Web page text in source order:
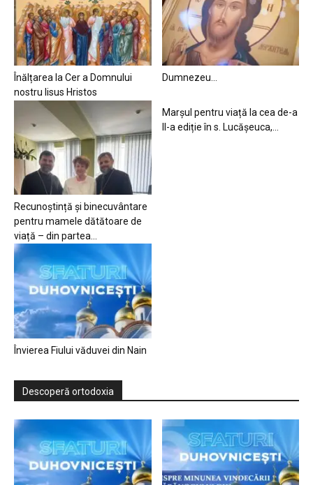
Înălțarea la Cer a Domnului
nostru Iisus Hristos
Dumnezeu…
Recunoștință și binecuvântare
pentru mamele dătătoare de
viață – din partea...
Marșul pentru viață la cea de-a
II-a ediție în s. Lucășeuca,...
Învierea Fiului văduvei din Nain
Descoperă ortodoxia